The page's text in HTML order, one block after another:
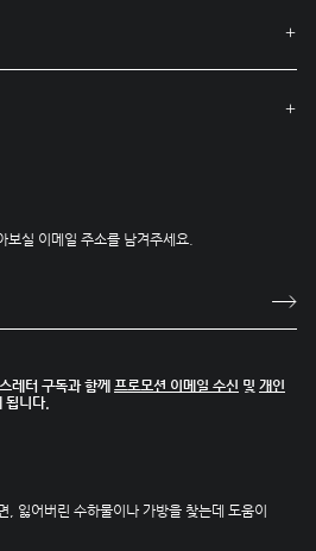
실 이메일 주소를 남겨주세요.
레터 구독과 함께 프로모션 이메일 수신 및 개인
됩니다.
잃어버린 수하물이나 가방을 찾는데 도움이